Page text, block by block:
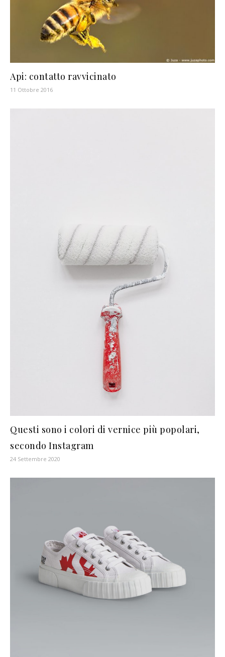
Api: contatto ravvicinato
11 Ottobre 2016
Questi sono i colori di vernice più popolari,
secondo Instagram
24 Settembre 2020